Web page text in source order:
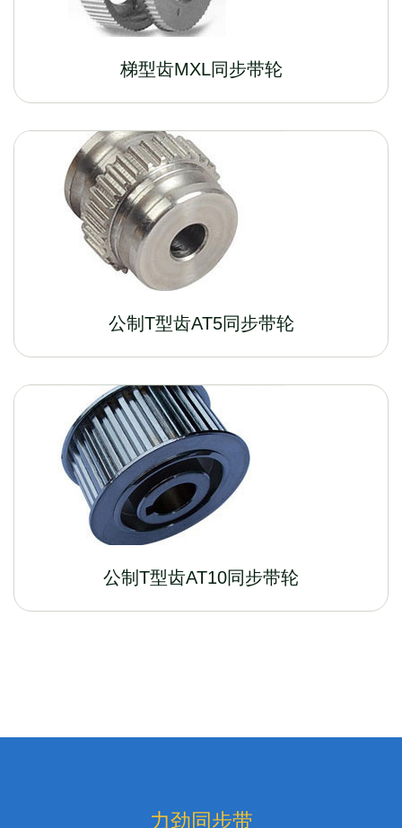
梯型齿MXL同步带轮
公制T型齿AT5同步带轮
公制T型齿AT10同步带轮
力劲同步带